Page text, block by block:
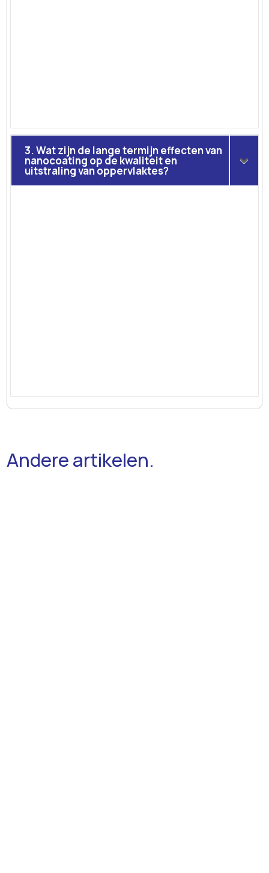
3. Wat zijn de lange termijn effecten van
nanocoating op de kwaliteit en
uitstraling van oppervlaktes?
Andere artikelen.